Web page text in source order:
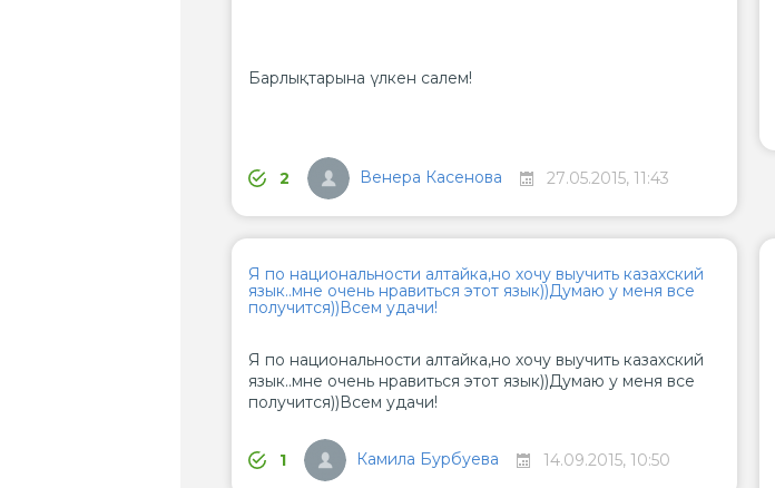
Барлықтарына үлкен салем!
2 Венера Касенова 27.05.2015, 11:43
Я по национальности алтайка,но хочу выучить казахский
язык..мне очень нравиться этот язык))Думаю у меня все
получится))Всем удачи!
Я по национальности алтайка,но хочу выучить казахский
язык..мне очень нравиться этот язык))Думаю у меня все
получится))Всем удачи!
1 Камила Бурбуева 14.09.2015, 10:50